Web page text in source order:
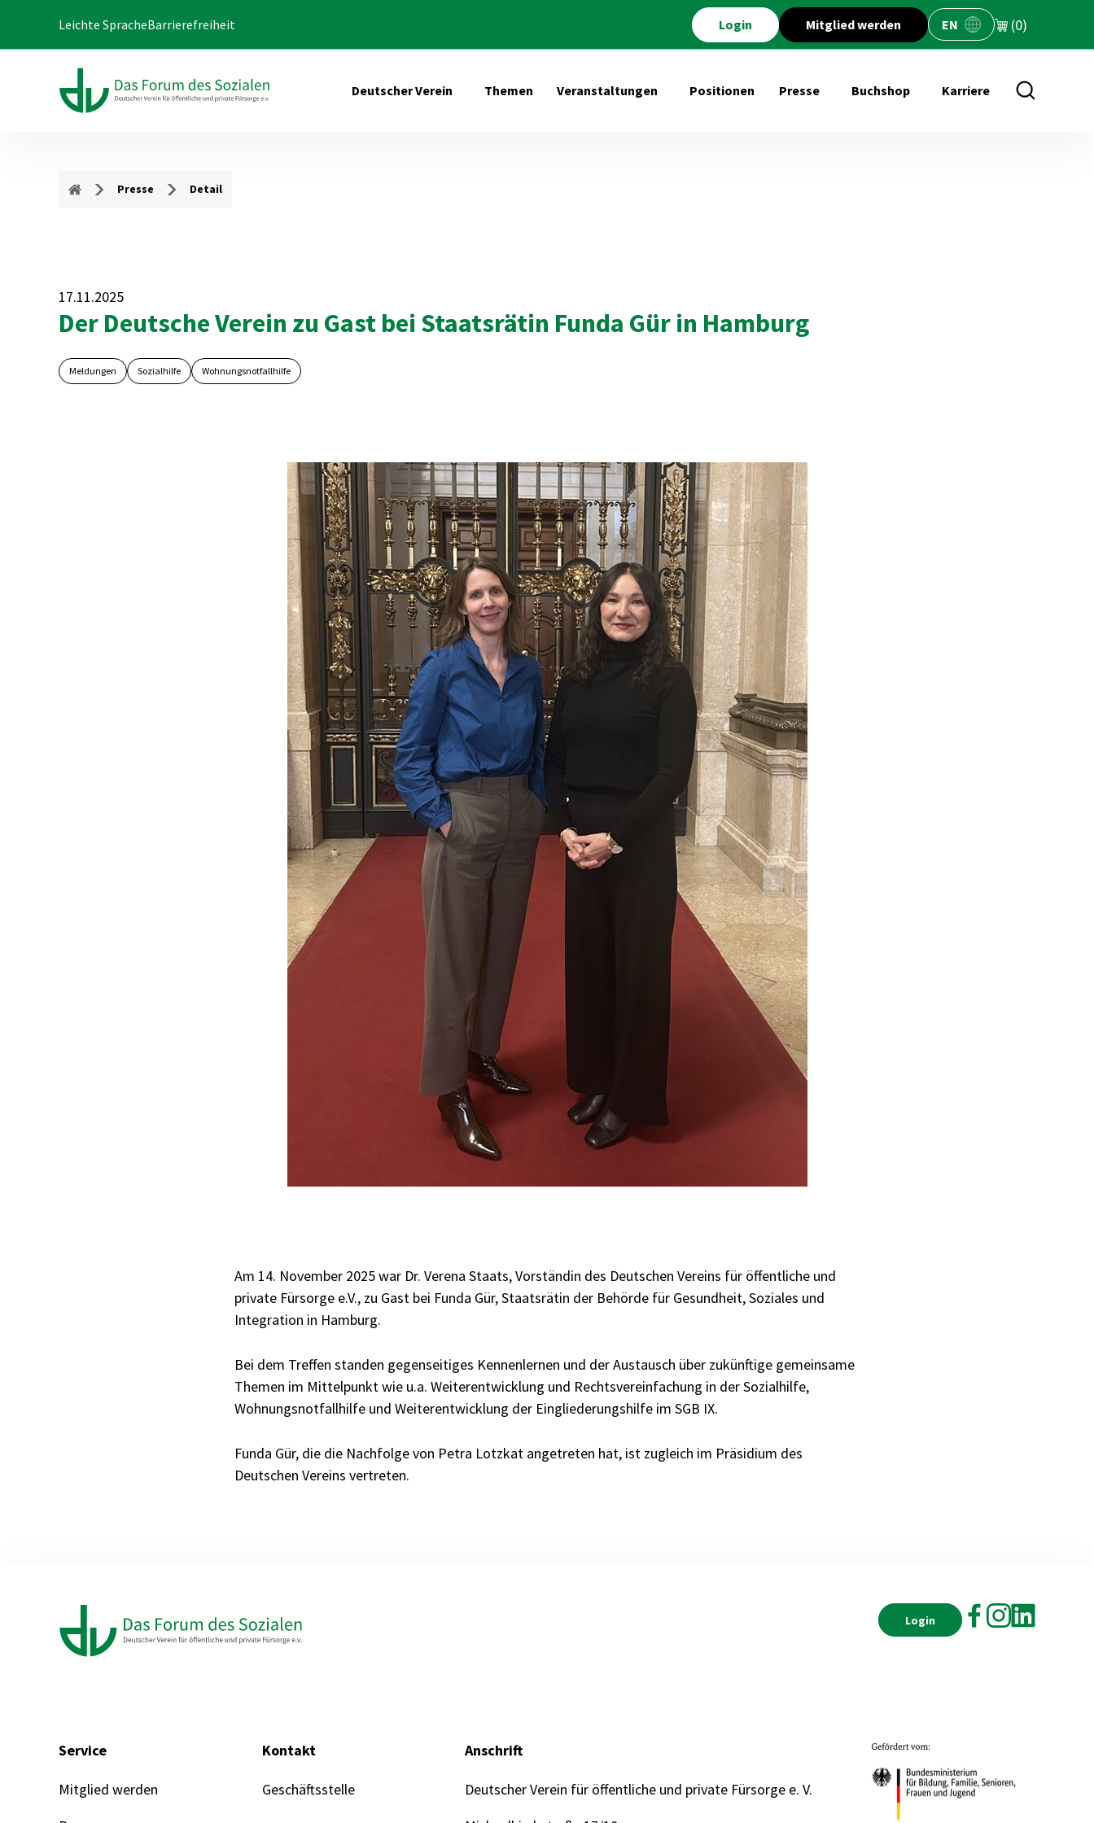
Leichte SpracheBarrierefreiheit Login Mitglied werden EN (0)
Deutscher Verein Themen Veranstaltungen Positionen Presse Buchshop
Untermenü öffnen für
Karriere
Presse Detail
17.11.2025
Der Deutsche Verein zu Gast bei Staatsrätin Funda Gür in Hamburg
Meldungen Sozialhilfe Wohnungsnotfallhilfe
Am 14. November 2025 war Dr. Verena Staats, Vorständin des Deutschen Vereins für öffentliche und
private Fürsorge e.V., zu Gast bei Funda Gür, Staatsrätin der Behörde für Gesundheit, Soziales und
Integration in Hamburg.
Bei dem Treffen standen gegenseitiges Kennenlernen und der Austausch über zukünftige gemeinsame
Themen im Mittelpunkt wie u.a. Weiterentwicklung und Rechtsvereinfachung in der Sozialhilfe,
Wohnungsnotfallhilfe und Weiterentwicklung der Eingliederungshilfe im SGB IX.
Funda Gür, die die Nachfolge von Petra Lotzkat angetreten hat, ist zugleich im Präsidium des
Deutschen Vereins vertreten.
Login
Service
Mitglied werden
Kontakt
Geschäftsstelle
Anschrift
Deutscher Verein für öffentliche und private Fürsorge e. V.